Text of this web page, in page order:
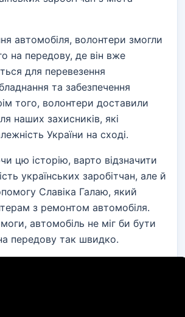
автомобіля, волонтери змогли
на передову, де він вже
для перевезення
та забезпечення
того, волонтери доставили
наших захисників, які
України на сході.
цю історію, варто відзначити
українських заробітчан, але й
Славіка Галаю, який
з ремонтом автомобіля.
автомобіль не міг би бути
передову так швидко.